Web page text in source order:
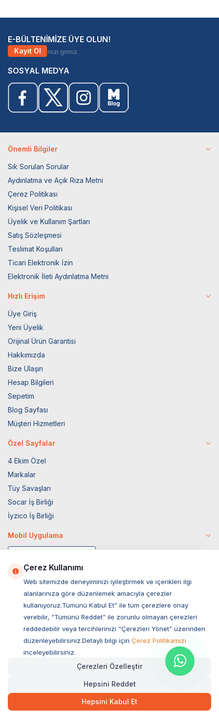
222,00TL Hızlı Teslimat
SEPETE EKLE
E-BÜLTENİMİZE ÜYE OLUN!
Kayıt Ol
SOSYAL MEDYA
Önemli Bilgiler
Sık Sorulan Sorular
Aydınlatma ve Açık Rıza Metni
Çerez Politikası
Kişisel Veri Politikası
Üyelik ve Kullanım Şartları
Satış Sözleşmesi
Teslimat Koşulları
Ticari Elektronik İzin
Elektronik İleti Aydınlatma Metni
Hızlı Erişim
Üye Giriş
Yeni Üyelik
Orijinal Ürün Garantisi
Hakkımızda
Bize Ulaşın
Hesap Bilgileri
Sepetim
Blog Sayfası
Müşteri Hizmetleri
Özel Sayfalar
4 Ekim Özel
Markalar
Tüy Savaşları
Socar İş Birliği
İyzico İş Birliği
Mobil Uygulama
Müşteri Hizmetleri
Sıkça Sorulan Sorular
Ovacık Mah. Hacıoğlu Sok. No:13 Başiskele / KOCAELİ
Müşteri Destek Hattı
Çerez Kullanımı
Web sitemizde deneyiminizi iyileştirmek ve içerikleri ilgi
alanlarınıza göre düzenlemek amacıyla çerezler
kullanıyoruz.Tümünü Kabul Et” ile tüm çerezlere onay
verebilir, “Tümünü Reddet” ile zorunlu olmayan çerezleri
reddedebilir veya tercihlerinizi “Çerezleri Yönet” üzerinden
düzenleyebilirsiniz.Detaylı bilgi için Çerez Politikamızı
inceleyebilirsiniz.
Çerezleri Özelleştir
Hepsini Reddet
Hepsini Kabul Et